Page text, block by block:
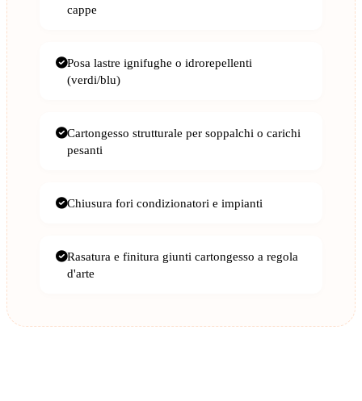
cappe
Posa lastre ignifughe o idrorepellenti
(verdi/blu)
Cartongesso strutturale per soppalchi o carichi
pesanti
Chiusura fori condizionatori e impianti
Rasatura e finitura giunti cartongesso a regola
d'arte